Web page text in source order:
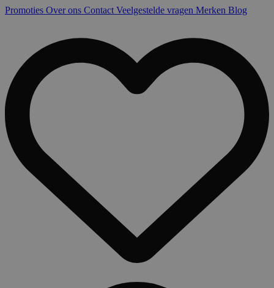
Promoties Over ons Contact Veelgestelde vragen Merken Blog